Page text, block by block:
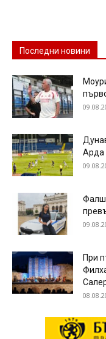
Последни новини
Арда
При